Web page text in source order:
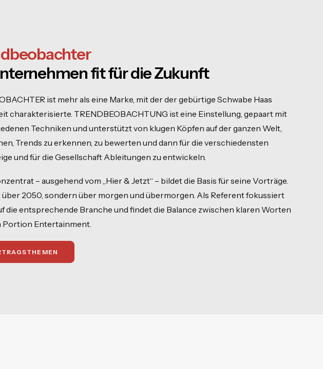
fit für die Zukunft
ist mehr als eine Marke, mit der der gebürtige Schwabe Haas
charakterisierte. TRENDBEOBACHTUNG ist eine Einstellung, gepaart mit
Techniken und unterstützt von klugen Köpfen auf der ganzen Welt,
Trends zu erkennen, zu bewerten und dann für die verschiedensten
und für die Gesellschaft Ableitungen zu entwickeln.
– ausgehend vom „Hier & Jetzt“ – bildet die Basis für seine Vorträge.
2050, sondern über morgen und übermorgen. Als Referent fokussiert
die entsprechende Branche und findet die Balance zwischen klaren Worten
Portion Entertainment.